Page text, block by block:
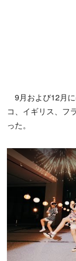
9月および12月
コ、イギリス、フ
った。